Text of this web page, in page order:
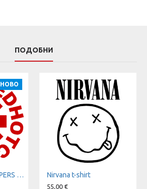
ПОДОБНИ
НОВО
RED HOT CHILI PEPPERS t-shirt Nirvana t-shirt
55,00 €